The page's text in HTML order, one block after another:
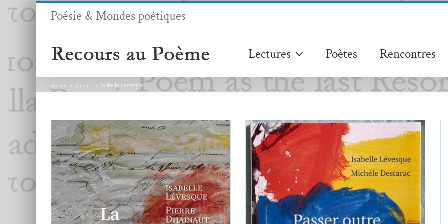
Passer
Poésie & Mondes poétiques
Lectures Poètes Rencontres
Accueil Auteurs Isabelle Lévesque